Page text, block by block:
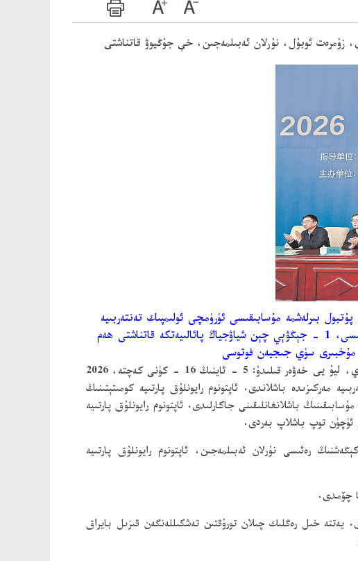
زۇمرەت ئوبۇل، نۇرلان ئەبىلمەجىن، خې جۇڭيوۋ قاتناشتى
تاشقىرى پۇتبول بىرلەشمە مۇسابىقىسى ئۈرۈمچى ئولىمپىك تەنتەربىيە
مەركىزىدە باشلاندى. ئاپتونوم رايونلۇق پارتىيەكومىتېتىنىڭ شۇجىسى، بىڭتۇەن پارتىيە كومىتېتىنىڭ 1 - شۇجىسى، 1 - جېڭۋېي چېن شياۋجياڭ پائالىيەتكە قاتناشتى ھەم
مۇخبىرى سۈي جىجيەن فوتوسى
، ليۇ يى
خەۋەر قىلىدۇ: 5 - ئاينىڭ 16 - كۈنى كەچتە، 2026
مەركىزىدە باشلاندى. ئاپتونوم رايونلۇق پارتىيە كومىتېتىنىڭ
ھەم بىرلەشمە مۇسابىقىنىڭ باشلانغانلىقىنى جاكارلىدى. ئاپتونوم رايونلۇق پارتىيە
ئۈچۈن توپ باشلاپ بەردى.
رەئىسى نۇرلان ئەبىلمەجىن، ئاپتونوم رايونلۇق پارتىيە
چۆمدى.
يەتتە خىل رەڭلىك چىلان تورۇقتىن تەشكىللەنگەن قىزىل بايراق